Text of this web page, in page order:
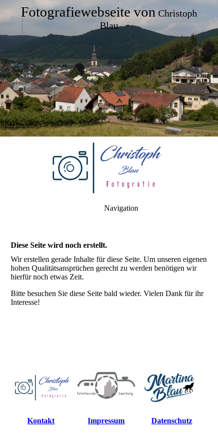
Fotografiewebseite von Christoph
Blau
Navigation
Diese Seite wird noch erstellt.
Wir erstellen gerade Inhalte für diese Seite. Um unseren eigenen
hohen Qualitätsansprüchen gerecht zu werden benötigen wir
hierfür noch etwas Zeit.
Bitte besuchen Sie diese Seite bald wieder. Vielen Dank für ihr
Interesse!
Kontakt Impressum Datenschutz